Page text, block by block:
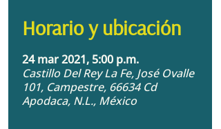
Horario y ubicación
24 mar 2021, 5:00 p.m.
Castillo Del Rey La Fe, José Ovalle
101, Campestre, 66634 Cd
Apodaca, N.L., México